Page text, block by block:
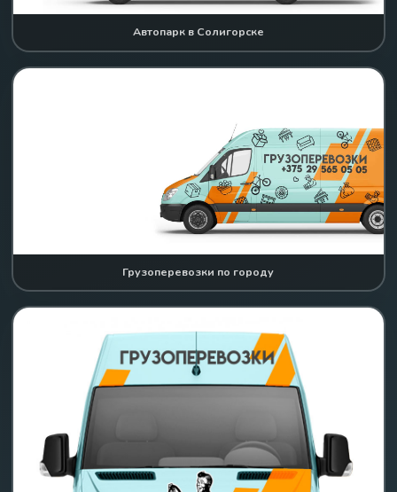
Автопарк в Солигорске
Грузоперевозки по городу